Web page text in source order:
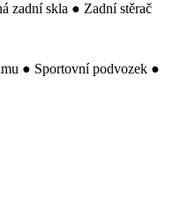
zadní skla ● Zadní stěrač
● Sportovní podvozek ●